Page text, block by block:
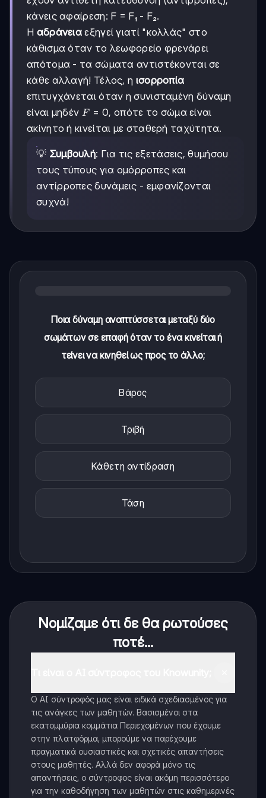
κάνεις αφαίρεση: F = F₁ - F₂.
Η αδράνεια εξηγεί γιατί "κολλάς" στο
κάθισμα όταν το λεωφορείο φρενάρει
απότομα - τα σώματα αντιστέκονται σε
κάθε αλλαγή! Τέλος, η ισορροπία
επιτυγχάνεται όταν η συνισταμένη δύναμη
είναι μηδέν F
=
0
F = 0, οπότε το σώμα είναι
ακίνητο ή κινείται με σταθερή ταχύτητα.
💡 Συμβουλή: Για τις εξετάσεις, θυμήσου
τους τύπους για ομόρροπες και
αντίρροπες δυνάμεις - εμφανίζονται
συχνά!
Ποια δύναμη αναπτύσσεται μεταξύ δύο
σωμάτων σε επαφή όταν το ένα κινείται ή
τείνει να κινηθεί ως προς το άλλο;
Βάρος
Τριβή
Κάθετη αντίδραση
Τάση
Νομίζαμε ότι δε θα ρωτούσες
ποτέ...
Ο AI σύντροφός μας είναι ειδικά σχεδιασμένος για
τις ανάγκες των μαθητών. Βασισμένοι στα
εκατομμύρια κομμάτια Περιεχομένων που έχουμε
στην πλατφόρμα, μπορούμε να παρέχουμε
πραγματικά ουσιαστικές και σχετικές απαντήσεις
στους μαθητές. Αλλά δεν αφορά μόνο τις
απαντήσεις, ο σύντροφος είναι ακόμη περισσότερο
για την καθοδήγηση των μαθητών στις καθημερινές